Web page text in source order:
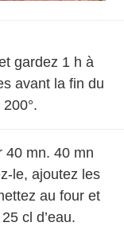
gardez 1 h à
avant la fin du
40 mn. 40 mn
le, ajoutez les
au four et
cl d’eau.